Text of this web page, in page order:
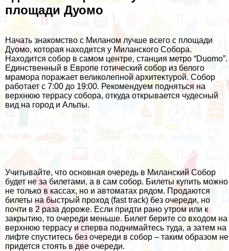
площади Дуомо
Начать знакомство с Миланом лучше всего с площади
Дуомо, которая находится у Миланского Собора.
Находится собор в самом центре, станция метро “Duomo”.
Единственный в Европе готический собор из белого
мрамора поражает великолепной архитектурой. Собор
работает с 7:00 до 19:00. Рекомендуем подняться на
верхнюю террасу собора, откуда открывается чудесный
вид на город и Альпы.
Учитывайте, что основная очередь в Миланский Собор
будет не за билетами, а в сам собор. Билеты купить можно
не только в кассах, но и автоматах рядом. Продаются
билеты на быстрый проход (fast track) без очереди, но
почти в 2 раза дороже. Если придти рано утром или к
закрытию, то очереди меньше. Билет берите со входом на
верхнюю террасу и сперва поднимайтесь туда, а затем на
лифте спуститесь без очереди в собор – таким образом не
придется стоять в две очереди.